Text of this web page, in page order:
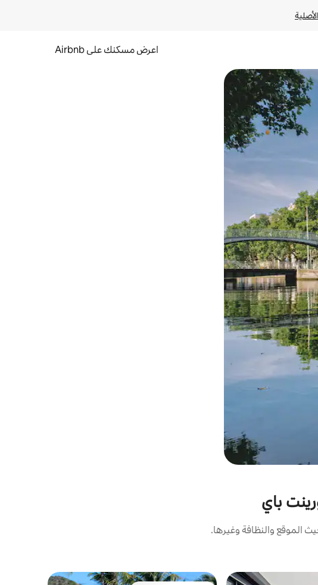
اعرض مسكنك على Airbnb
باي
الموقع والنظافة وغيرها.